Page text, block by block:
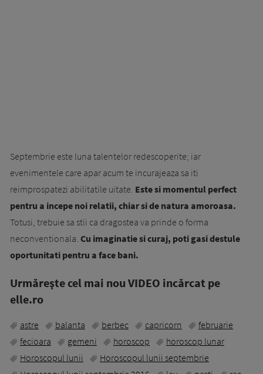
Septembrie este luna talentelor redescoperite; iar
evenimentele care apar acum te incurajeaza sa iti
reimprospatezi abilitatile uitate. Este si momentul perfect
pentru a incepe noi relatii, chiar si de natura amoroasa.
Totusi, trebuie sa stii ca dragostea va prinde o forma
neconventionala. Cu imaginatie si curaj, poti gasi destule
oportunitati pentru a face bani.
Urmăreşte cel mai nou VIDEO incărcat pe
elle.ro
astre balanta berbec capricorn
februarie
fecioara
gemeni horoscop
horoscop lunar
Horoscopul lunii
Horoscopul lunii septembrie